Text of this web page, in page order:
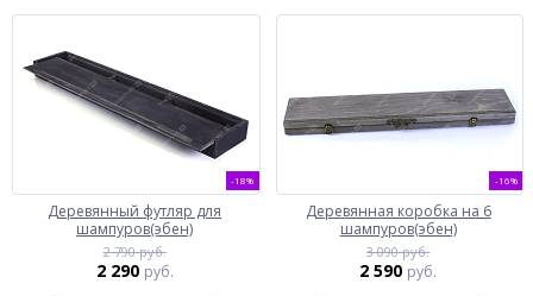
-18%
Деревянный футляр для
шампуров(эбен)
2 790 руб.
2 290 руб.
-16%
Деревянная коробка на 6
шампуров(эбен)
3 090 руб.
2 590 руб.